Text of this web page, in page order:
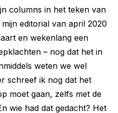
columns in het teken van
editorial van april 2020
en wekenlang een
– nog dat het in
weten we wel
schreef ik nog dat het
moet gaan, zelfs met de
wie had dat gedacht? Het